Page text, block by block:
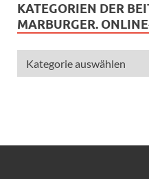
KATEGORIEN DER
MARBURGER.